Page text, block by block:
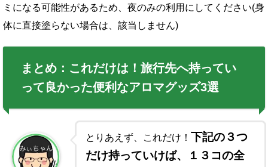
ミになる可能性があるため、夜のみの利用にしてください(身
体に直接塗らない場合は、該当しません)
まとめ：これだけは！旅行先へ持ってい
って良かった便利なアロマグッズ3選
とりあえず、これだけ！ 下記の３つ
だけ持っていけば、１３コの全